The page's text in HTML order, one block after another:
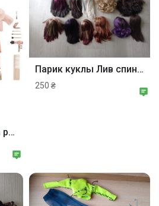
Кукла Сабрина дива рейнбоу хай Rainbow high vision divas Sabrina.
Парик куклы Лив спин мастер Liv doll spin master.
250 ₴